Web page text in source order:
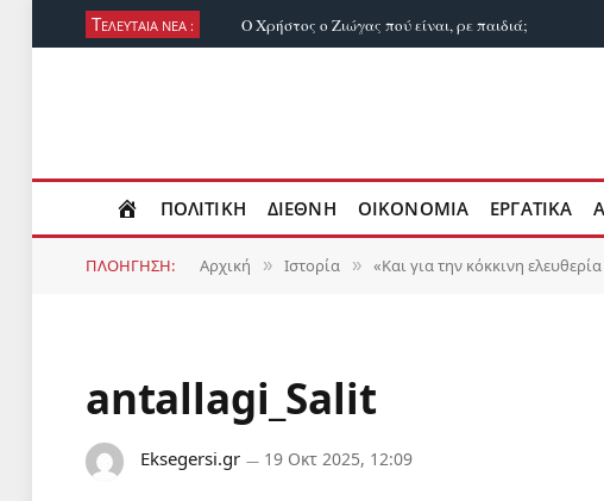
ΤΕΛΕΥΤΑΙΑ ΝΕΑ : Ο Χρήστος ο Ζιώγας πού είναι, ρε παιδιά;
ΠΟΛΙΤΙΚΗ ΔΙΕΘΝΗ ΟΙΚΟΝΟΜΙΑ ΕΡΓΑΤΙΚΑ
ΠΛΟΗΓΗΣΗ: Αρχική » Ιστορία » «Και για την κόκκινη
antallagi_Salit
Eksegersi.gr 19 Οκτ 2025, 12:09